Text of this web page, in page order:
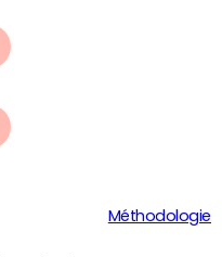
Méthodologie